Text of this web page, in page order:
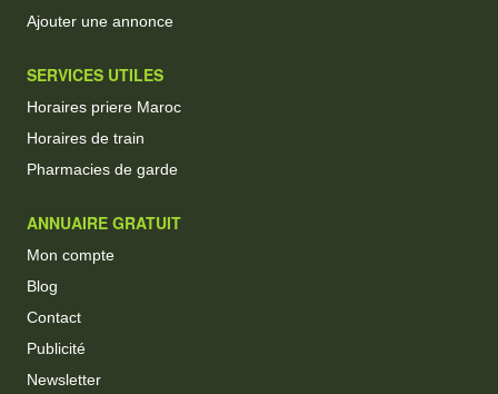
Ajouter une annonce
SERVICES UTILES
Horaires priere Maroc
Horaires de train
Pharmacies de garde
ANNUAIRE GRATUIT
Mon compte
Blog
Contact
Publicité
Newsletter